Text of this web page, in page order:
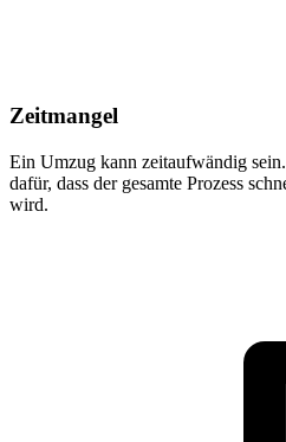
Zeitmangel
Ein Umzug kann zeitaufwändig
dafür, dass der gesamte Prozess
wird.